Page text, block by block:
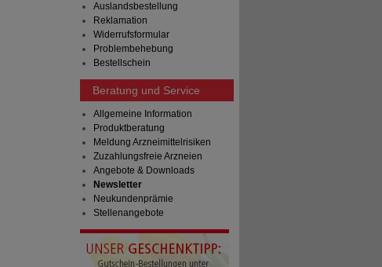
Auslandsbestellung
Reklamation
Widerrufsformular
Problembehebung
Bestellschein
Beratung und Service
Allgemeine Information
Produktberatung
Meldung Arzneimittelrisiken
Zuzahlungsfreie Arzneien
Angebote & Downloads
Newsletter
Neukundenprämie
Stellenangebote